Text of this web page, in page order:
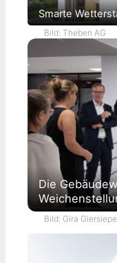
Smarte
Bild: Theben AG
Die
Bild: Gira